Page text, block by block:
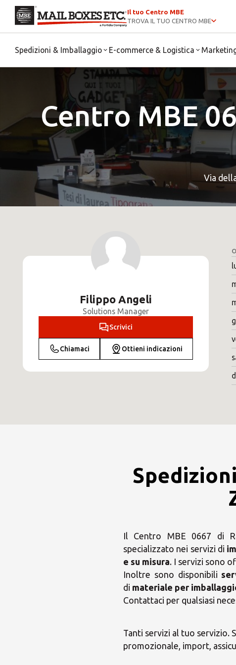
Il tuo Centro MBE
TROVA IL TUO CENTRO MBE
Spedizioni & Imballaggio E-commerce & Logistica
Centro MBE
Via
Filippo Angeli
Solutions Manager
Scrivici
Chiamaci Ottieni indicazioni
Il Centro MBE 0667 di
specializzato nei servizi di
e su misura. I servizi sono
Inoltre sono disponibili
di materiale per
Contattaci per qualsiasi
Tanti servizi al tuo servizio.
promozionale, import,